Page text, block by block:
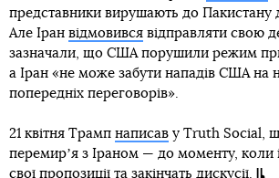
представники вирушають до Пакистану
Але Іран відмовився відправляти свою
зазначали, що США порушили режим
а Іран «не може забути нападів США на
попередніх переговорів».
21 квітня Трамп написав у Truth Social,
перемирʼя з Іраном — до моменту, коли
свої пропозиції та закінчать дискусії.